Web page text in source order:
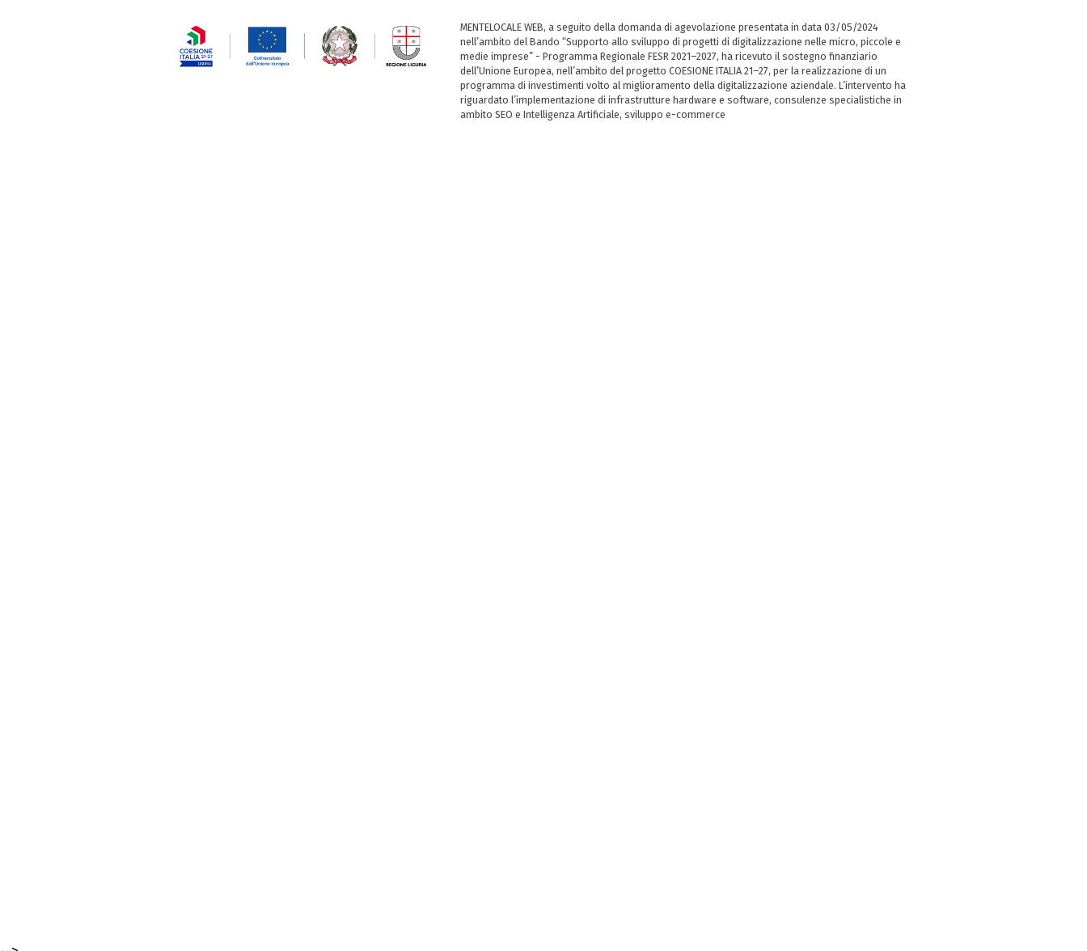
MENTELOCALE WEB, a seguito della domanda di agevolazione presentata in data 03/05/2024
nell’ambito del Bando “Supporto allo sviluppo di progetti di digitalizzazione nelle micro, piccole e
medie imprese” - Programma Regionale FESR 2021–2027, ha ricevuto il sostegno finanziario
dell’Unione Europea, nell’ambito del progetto COESIONE ITALIA 21–27, per la realizzazione di un
programma di investimenti volto al miglioramento della digitalizzazione aziendale. L’intervento ha
riguardato l’implementazione di infrastrutture hardware e software, consulenze specialistiche in
ambito SEO e Intelligenza Artificiale, sviluppo e-commerce